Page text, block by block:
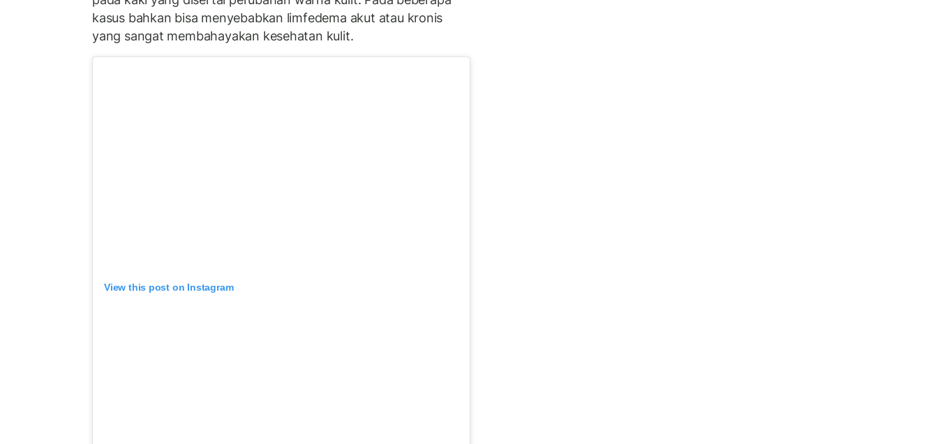
kasus bahkan bisa menyebabkan limfedema akut atau kronis
yang sangat membahayakan kesehatan kulit.
View this post on Instagram